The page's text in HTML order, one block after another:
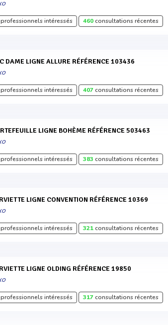
intéressés 460consultations récentes
DAME LIGNE ALLURE RÉFÉRENCE 103436
intéressés 407consultations récentes
LIGNE BOHÈME RÉFÉRENCE 503463
intéressés 383 consultations récentes
LIGNE CONVENTION RÉFÉRENCE 10369
intéressés 321consultations récentes
LIGNE OLDING RÉFÉRENCE 19850
intéressés 317consultations récentes